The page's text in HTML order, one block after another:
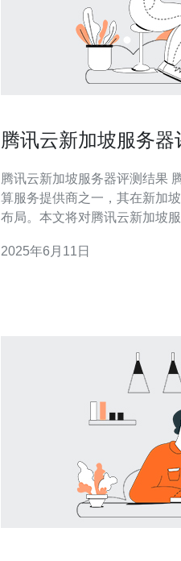
腾讯云新加坡服务器
腾讯云新加坡服务器评测结果 腾讯云作为国内领先的云计
算服务提供商之一，其在新加
布局。本文将对腾讯云新加坡
服务器性能测试工具，以确保
2025年6月11日